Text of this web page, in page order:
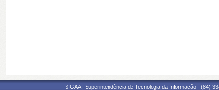
SIGAA | Superintendência de Tecnologia da Informação - (84)